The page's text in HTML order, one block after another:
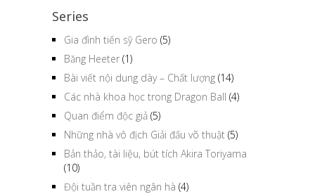
Series
Gia đình tiến sỹ Gero (5)
Băng Heeter (1)
Bài viết nội dung dày – Chất lượng (14)
Các nhà khoa học trong Dragon Ball (4)
Quan điểm độc giả (5)
Những nhà vô địch Giải đấu võ thuật (5)
Bản thảo, tài liệu, bút tích Akira Toriyama
(10)
Đội tuần tra viên ngân hà (4)